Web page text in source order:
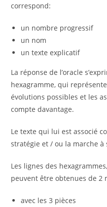
correspond:
un nombre progressif
un nom
un texte explicatif
La réponse de l’oracle
hexagramme, qui
évolutions possibles et les
compte davantage.
Le texte qui lui est associé
stratégie et / ou la marche
Les lignes des
peuvent être obtenues de 2
avec les 3 pièces